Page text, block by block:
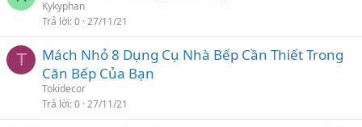
Kykyphan
Trả lời 0 27/11/21
T
Mách Nhỏ 8 Dụng Cụ Nhà Bếp Cần Thiết Trong
Căn Bếp Của Bạn
Tokidecor
Trả lời 0 27/11/21